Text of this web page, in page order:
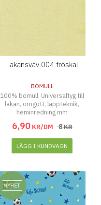
Lakansväv 004 fröskal
BOMULL
100% bomull. Universaltyg till
lakan, örngott, lappteknik,
heminredning mm
6,90 KR/DM 8KR
LÄGG I KUNDVAGN